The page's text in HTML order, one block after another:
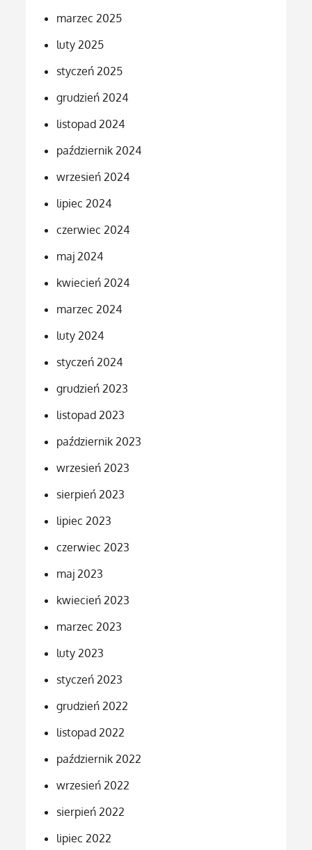
marzec 2025
luty 2025
styczeń 2025
grudzień 2024
listopad 2024
październik 2024
wrzesień 2024
lipiec 2024
czerwiec 2024
maj 2024
kwiecień 2024
marzec 2024
luty 2024
styczeń 2024
grudzień 2023
listopad 2023
październik 2023
wrzesień 2023
sierpień 2023
lipiec 2023
czerwiec 2023
maj 2023
kwiecień 2023
marzec 2023
luty 2023
styczeń 2023
grudzień 2022
listopad 2022
październik 2022
wrzesień 2022
sierpień 2022
lipiec 2022